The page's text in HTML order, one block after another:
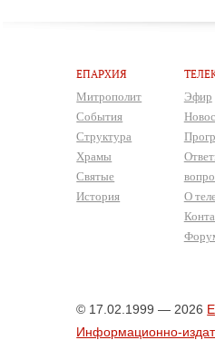
ЕПАРХИЯ
Митрополит
События
Структура
Храмы
Святые
История
Эфир
О
© 17.02.1999 — 2026
Информационно-